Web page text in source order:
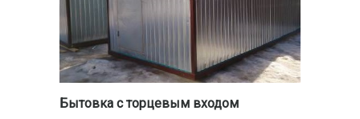
Бытовка с торцевым входом